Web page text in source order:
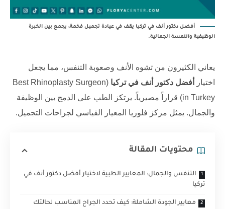
أفضل دكتور أنف في تركيا يقف في عيادة تجميل فخمة، يجمع بين الخبرة
الوظيفية واللمسة الجمالية.
يعاني الكثيرون من تشوه الأنف وصعوبة التنفس، مما يجعل
اختيار
أفضل دكتور أنف في تركيا
(Best Rhinoplasty Surgeon
in Turkey) قراراً مصيرياً. يرتكز الطب على الدمج بين الوظيفة
والجمال. يمثل مركز فلوريا المعيار القياسي لجراحات التجميل.
محتويات المقالة
التنفس والجمال: المعايير الطبية لاختيار أفضل دكتور أنف في
تركيا
معايير الجودة الشاملة: كيف تحدد الجراح المناسب لحالتك